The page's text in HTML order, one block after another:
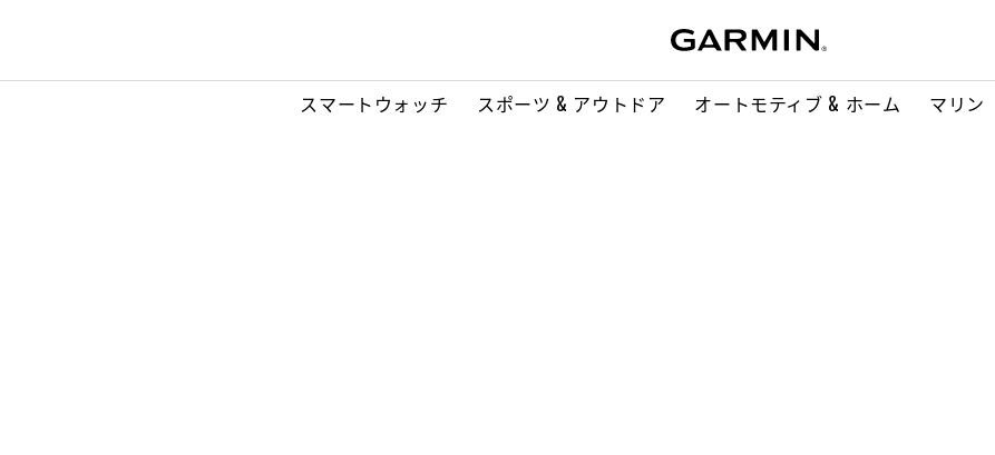
スマートウォッチ スポーツ & アウトドア オートモティブ & ホーム マリン